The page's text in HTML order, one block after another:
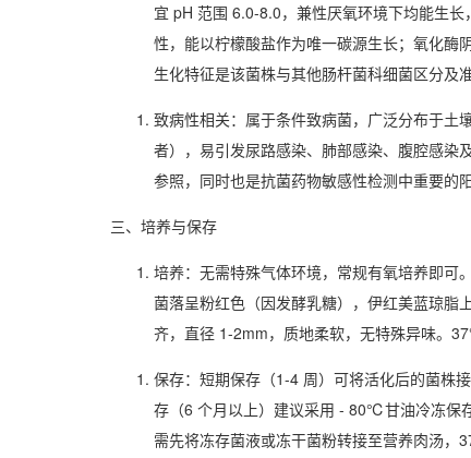
宜 pH 范围 6.0-8.0，兼性厌氧环境下均能生
性，能以柠檬酸盐作为唯一碳源生长；氧化酶
生化特征是该菌株与其他肠杆菌科细菌区分及
致病性相关：属于条件致病菌，广泛分布于土
者），易引发尿路感染、肺部感染、腹腔感染
参照，同时也是抗菌药物敏感性检测中重要的
三、培养与保存
培养：无需特殊气体环境，常规有氧培养即可
菌落呈粉红色（因发酵乳糖），伊红美蓝琼脂
齐，直径 1-2mm，质地柔软，无特殊异味。
保存：短期保存（1-4 周）可将活化后的菌株
存（6 个月以上）建议采用 - 80℃甘油冷冻保
需先将冻存菌液或冻干菌粉转接至营养肉汤